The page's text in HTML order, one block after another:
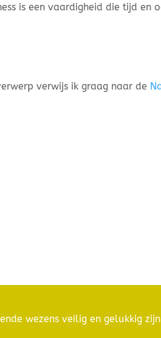
is een vaardigheid die tijd en
verwijs ik graag naar de
wezens veilig en gelukkig